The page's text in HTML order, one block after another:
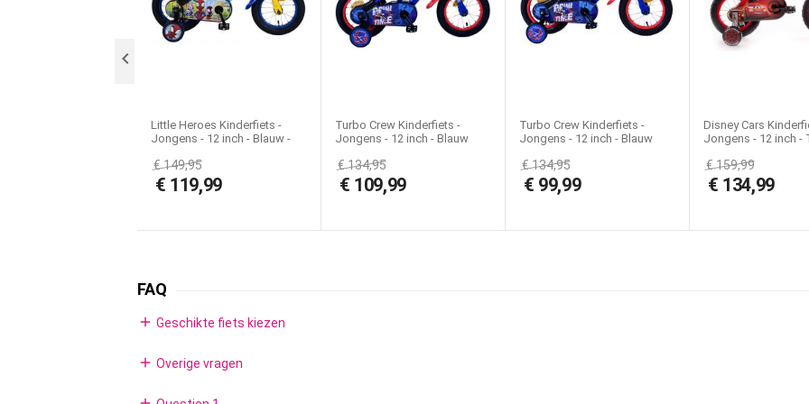
Little Heroes Kinderfiets -
Jongens - 12 inch - Blauw -
€149,95
€ 119,99
Turbo Crew Kinderfiets -
Jongens - 12 inch - Blauw
€134,95
€ 109,99
Turbo Crew Kinderfiets -
Jongens - 12 inch - Blauw
€134,95
€ 99,99
Disney Cars
Jongens - 12 inch -
€159,99
€ 134,99

FAQ
add Geschikte fiets kiezen
add Overige vragen